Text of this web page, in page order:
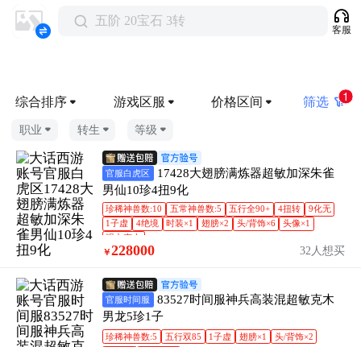
五阶 20宝石 3转
客服
综合排序 游戏区服 价格区间 筛选 1
职业 转生 等级
官服白虎区
17428大翅膀满炼器超敏加深朱雀
男仙10珍4扭9化
珍稀神兽数:10 五常神兽数:5 五行全90+ 4扭转
9化无
1子虚
4绝境 时装×1 翅膀×2 头/背饰×6
头像×1
强力克土
￥228000 32人想买
官服时间服
83527时间服神兵高装混超敏克木
男龙5珍1子
珍稀神兽数:5 五行双85 1子虚 翅膀×1
头/背饰×2